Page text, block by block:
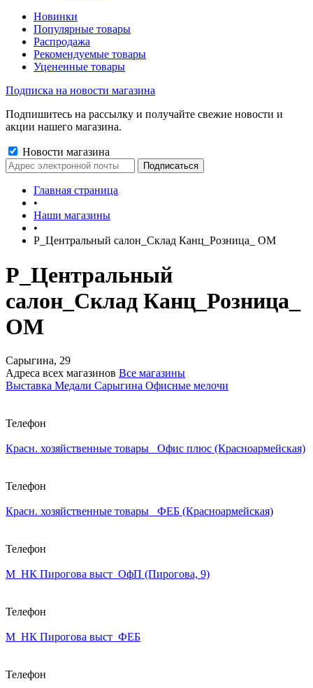
Новинки
Популярные товары
Распродажа
Рекомендуемые товары
Уцененные товары
Подписка на новости магазина
Подпишитесь на рассылку и получайте свежие новости и
акции нашего магазина.
Новости магазина
Главная страница
•
Наши магазины
•
Р_Центральный салон_Склад Канц_Розница_ ОМ
Р_Центральный
салон_Склад Канц_Розница_
ОМ
Сарыгина, 29
Адреса всех магазинов Все магазины
Выставка Медали Сарыгина Офисные мелочи
Телефон
Красн. хозяйственные товары_ Офис плюс (Красноармейская)
Телефон
Красн. хозяйственные товары_ ФЕБ (Красноармейская)
Телефон
М_НК Пирогова выст_ОфП (Пирогова, 9)
Телефон
М_НК Пирогова выст_ФЕБ
Телефон